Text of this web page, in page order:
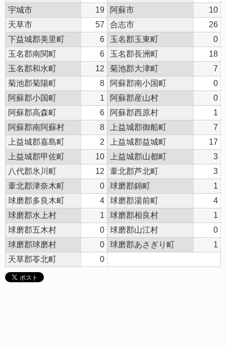
宇城市
19 阿蘇市
10
天草市
57 合志市
26
下益城郡美里町
6 玉名郡玉東町
0
玉名郡南関町
6 玉名郡長洲町
18
玉名郡和水町
12 菊池郡大津町
7
菊池郡菊陽町
8 阿蘇郡南小国町
0
阿蘇郡小国町
1 阿蘇郡産山村
0
阿蘇郡高森町
6 阿蘇郡西原村
1
阿蘇郡南阿蘇村
8 上益城郡御船町
7
上益城郡嘉島町
2 上益城郡益城町
17
上益城郡甲佐町
10 上益城郡山都町
3
八代郡氷川町
12 葦北郡芦北町
3
葦北郡津奈木町
0 球磨郡錦町
1
球磨郡多良木町
4 球磨郡湯前町
4
球磨郡水上村
1 球磨郡相良村
1
球磨郡五木村
0 球磨郡山江村
0
球磨郡球磨村
0 球磨郡あさぎり町
1
天草郡苓北町
0